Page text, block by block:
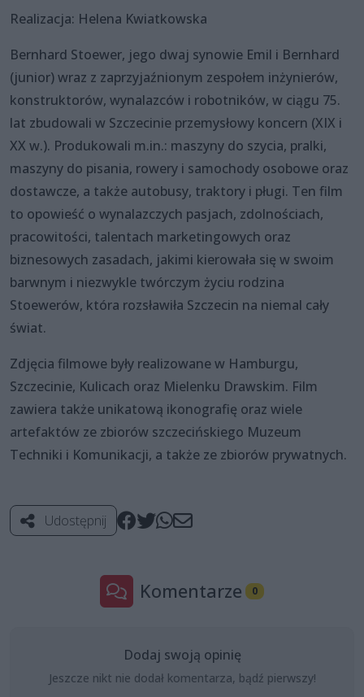
Realizacja: Helena Kwiatkowska
Bernhard Stoewer, jego dwaj synowie Emil i Bernhard
(junior) wraz z zaprzyjaźnionym zespołem inżynierów,
konstruktorów, wynalazców i robotników, w ciągu 75.
lat zbudowali w Szczecinie przemysłowy koncern (XIX i
XX w.). Produkowali m.in.: maszyny do szycia, pralki,
maszyny do pisania, rowery i samochody osobowe oraz
dostawcze, a także autobusy, traktory i pługi. Ten film
to opowieść o wynalazczych pasjach, zdolnościach,
pracowitości, talentach marketingowych oraz
biznesowych zasadach, jakimi kierowała się w swoim
barwnym i niezwykle twórczym życiu rodzina
Stoewerów, która rozsławiła Szczecin na niemal cały
świat.
Zdjęcia filmowe były realizowane w Hamburgu,
Szczecinie, Kulicach oraz Mielenku Drawskim. Film
zawiera także unikatową ikonografię oraz wiele
artefaktów ze zbiorów szczecińskiego Muzeum
Techniki i Komunikacji, a także ze zbiorów prywatnych.
Udostępnij
Komentarze 0
Dodaj swoją opinię
Jeszcze nikt nie dodał komentarza, bądź pierwszy!